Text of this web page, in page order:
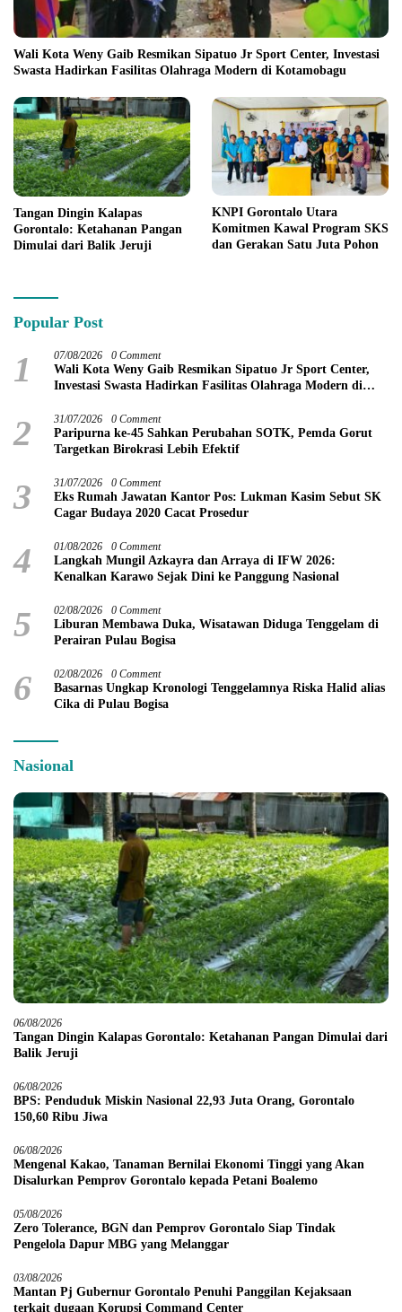
Wali Kota Weny Gaib Resmikan Sipatuo Jr Sport Center, Investasi
Swasta Hadirkan Fasilitas Olahraga Modern di Kotamobagu
Tangan Dingin Kalapas
Gorontalo: Ketahanan Pangan
Dimulai dari Balik Jeruji
KNPI Gorontalo Utara
Komitmen Kawal Program SKS
dan Gerakan Satu Juta Pohon
Popular Post
1 07/08/2026 0 Comment
Wali Kota Weny Gaib Resmikan Sipatuo Jr Sport Center,
Investasi Swasta Hadirkan Fasilitas Olahraga Modern di
2 31/07/2026 0 Comment
Paripurna ke-45 Sahkan Perubahan SOTK, Pemda Gorut
Targetkan Birokrasi Lebih Efektif
3 31/07/2026 0 Comment
Eks Rumah Jawatan Kantor Pos: Lukman Kasim Sebut SK
Cagar Budaya 2020 Cacat Prosedur
4 01/08/2026 0 Comment
Langkah Mungil Azkayra dan Arraya di IFW 2026:
Kenalkan Karawo Sejak Dini ke Panggung Nasional
5 02/08/2026 0 Comment
Liburan Membawa Duka, Wisatawan Diduga Tenggelam di
Perairan Pulau Bogisa
6 02/08/2026 0 Comment
Basarnas Ungkap Kronologi Tenggelamnya Riska Halid alias
Cika di Pulau Bogisa
Nasional
06/08/2026
Tangan Dingin Kalapas Gorontalo: Ketahanan Pangan Dimulai dari
Balik Jeruji
06/08/2026
BPS: Penduduk Miskin Nasional 22,93 Juta Orang, Gorontalo
150,60 Ribu Jiwa
06/08/2026
Mengenal Kakao, Tanaman Bernilai Ekonomi Tinggi yang Akan
Disalurkan Pemprov Gorontalo kepada Petani Boalemo
05/08/2026
Zero Tolerance, BGN dan Pemprov Gorontalo Siap Tindak
Pengelola Dapur MBG yang Melanggar
03/08/2026
Mantan Pj Gubernur Gorontalo Penuhi Panggilan Kejaksaan
terkait dugaan Korupsi Command Center